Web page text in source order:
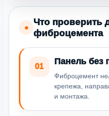
●
Что проверить
фиброцемента
01
Панель без
Фиброцемент
крепежа,
и монтажа.